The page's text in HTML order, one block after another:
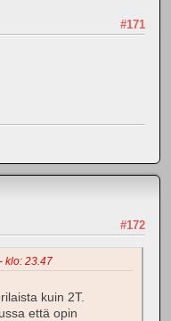
#171
#172
klo: 23.47
kuin 2T.
että opin